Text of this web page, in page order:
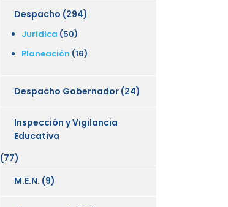
Despacho (294)
Juridica (50)
Planeación (16)
Despacho Gobernador (24)
Inspección y Vigilancia
Educativa
(77)
M.E.N. (9)